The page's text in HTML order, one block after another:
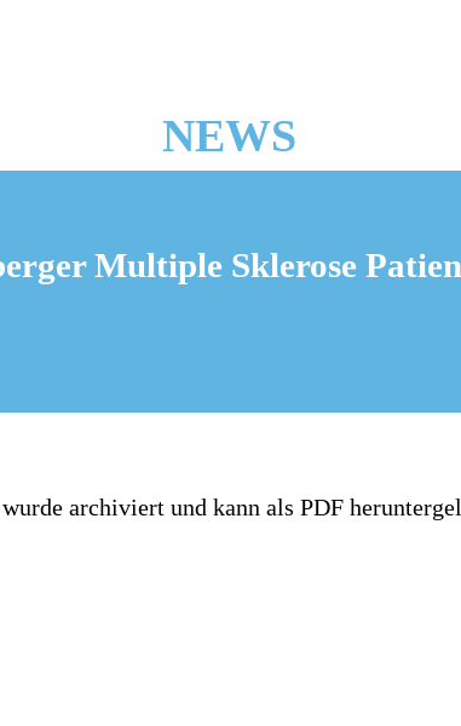
NEWS
Multiple Sklerose
archiviert und kann als PDF